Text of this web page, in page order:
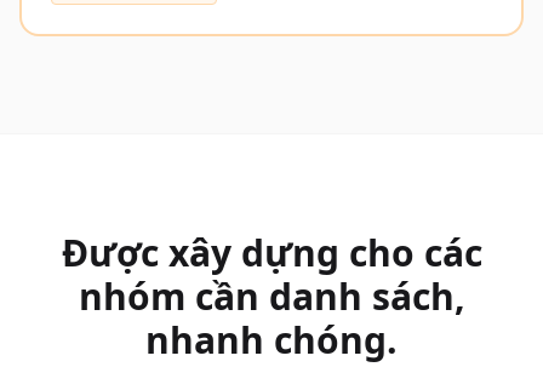
Được xây dựng cho các
nhóm cần danh sách,
nhanh chóng.